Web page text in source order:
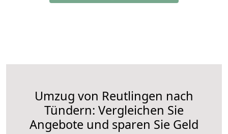
Umzug von Reutlingen nach
Tündern: Vergleichen Sie
Angebote und sparen Sie Geld